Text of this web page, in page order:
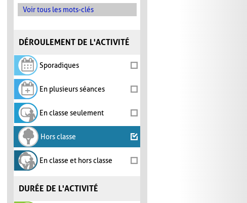
Voir tous les mots-clés
DÉROULEMENT DE L'ACTIVITÉ
Sporadiques
En plusieurs séances
En classe seulement
Hors classe
En classe et hors classe
DURÉE DE L'ACTIVITÉ